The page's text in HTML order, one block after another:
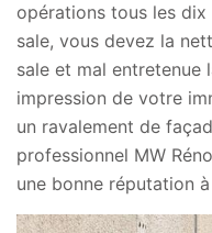
opérations tous les
sale, vous devez la
sale et mal entretenue
impression de votre
un ravalement de
professionnel MW
une bonne réputation